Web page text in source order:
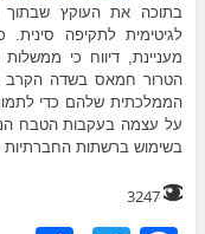
בתוכה את העוקץ
לגיטימית לתקיפה סינית.
מעניינת, דיווח כי ממשלות
הטרור חמאס בשדה הקרב
הממלכתית שלהם כדי
על עצמה בעקבות הטבח
בשימוש ברשתות החברתיות
3247